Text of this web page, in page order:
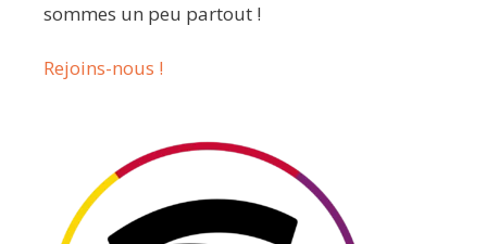
sommes un peu partout !
Rejoins-nous !